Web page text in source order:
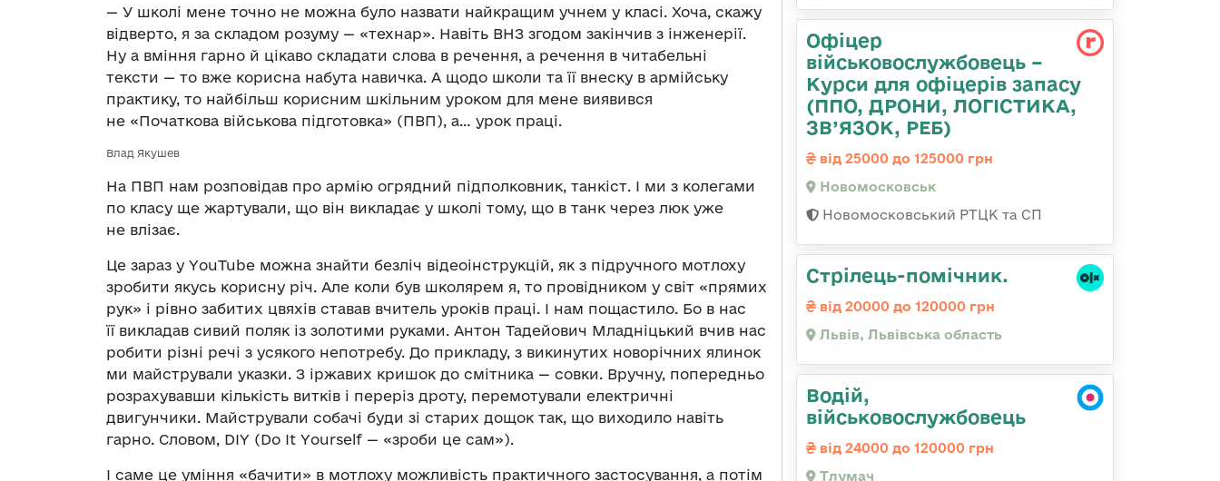
— У школі мене точно не можна було назвати найкращим учнем у класі. Хоча, скажу
відверто, я за складом розуму — «технар». Навіть ВНЗ згодом закінчив з інженерії.
Ну а вміння гарно й цікаво складати слова в речення, а речення в читабельні
тексти — то вже корисна набута навичка. А щодо школи та її внеску в армійську
практику, то найбільш корисним шкільним уроком для мене виявився
не «Початкова військова підготовка» (ПВП), а… урок праці.
Влад Якушев
На ПВП нам розповідав про армію огрядний підполковник, танкіст. І ми з колегами
по класу ще жартували, що він викладає у школі тому, що в танк через люк уже
не влізає.
Це зараз у YouTube можна знайти безліч відеоінструкцій, як з підручного мотлоху
зробити якусь корисну річ. Але коли був школярем я, то провідником у світ «прямих
рук» і рівно забитих цвяхів ставав вчитель уроків праці. І нам пощастило. Бо в нас
її викладав сивий поляк із золотими руками. Антон Тадейович Младніцький вчив нас
робити різні речі з усякого непотребу. До прикладу, з викинутих новорічних ялинок
ми майстрували указки. З іржавих кришок до смітника — совки. Вручну, попередньо
розрахувавши кількість витків і переріз дроту, перемотували електричні
двигунчики. Майстрували собачі буди зі старих дощок так, що виходило навіть
гарно. Словом, DIY (Do It Yourself — «зроби це сам»).
І саме це уміння «бачити» в мотлоху можливість практичного застосування, а потім
Офіцер
військовослужбовець –
Курси для офіцерів запасу
(ППО, ДРОНИ, ЛОГІСТИКА,
ЗВ’ЯЗОК, РЕБ)
від 25000 до 125000 грн
Новомосковськ
Новомосковський РТЦК та СП
Стрілець-помічник.
від 20000 до 120000 грн
Львів, Львівська область
Водій,
військовослужбовець
від 24000 до 120000 грн
Тлумач